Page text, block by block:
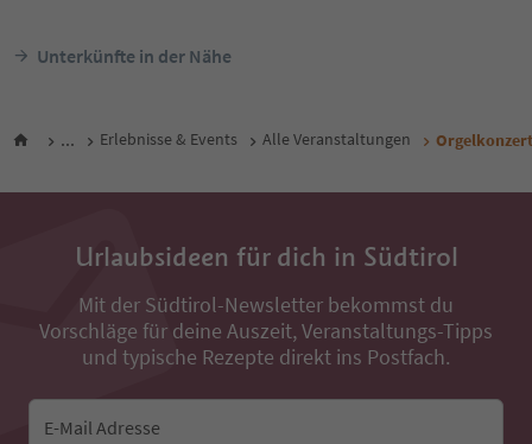
Unterkünfte in der Nähe
... Erlebnisse & Events Alle Veranstaltungen
Urlaubsideen für dich in Südtirol
Mit der Südtirol-Newsletter bekommst du
Vorschläge für deine Auszeit, Veranstaltungs-Tipps
und typische Rezepte direkt ins Postfach.
E-Mail Adresse